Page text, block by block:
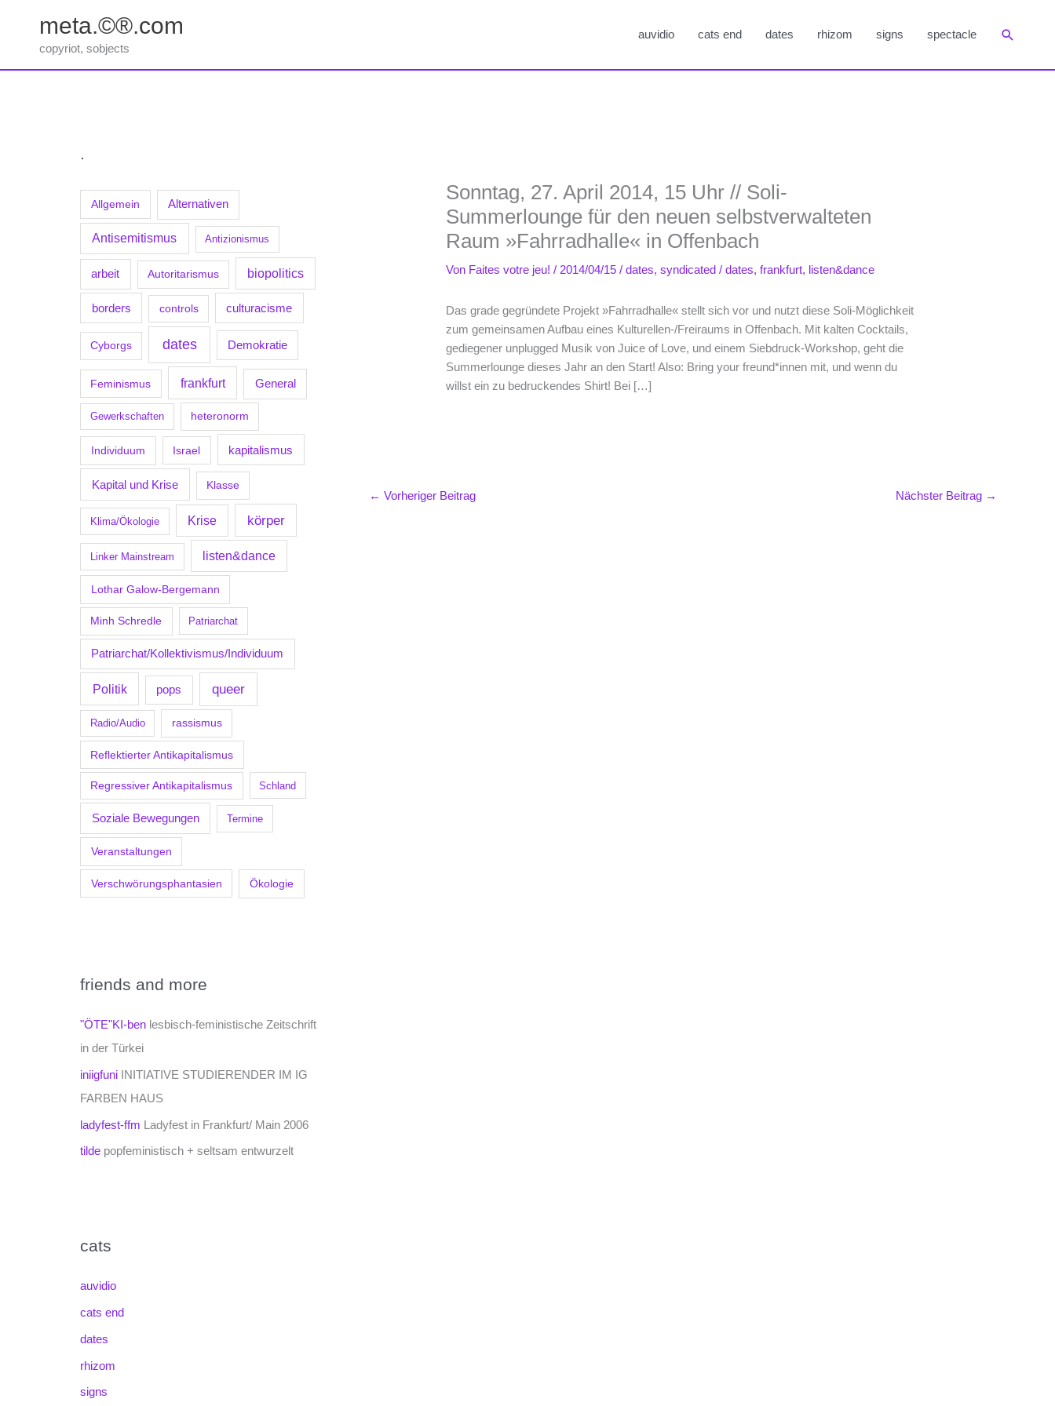
springen
meta.©®.com
copyriot, sobjects
auvidio cats end dates rhizom signs spectacle Suchen
.
Allgemein Alternativen
Antisemitismus Antizionismus
arbeit Autoritarismus biopolitics
borders controls culturacisme
Cyborgs dates Demokratie
Feminismus frankfurt General
Gewerkschaften heteronorm
Individuum Israel kapitalismus
Kapital und Krise Klasse
Klima/Ökologie Krise körper
Linker Mainstream listen&dance
Lothar Galow-Bergemann
Minh Schredle Patriarchat
Patriarchat/Kollektivismus/Individuum
Politik pops queer
Radio/Audio rassismus
Reflektierter Antikapitalismus
Regressiver Antikapitalismus Schland
Soziale Bewegungen Termine
Veranstaltungen
Verschwörungsphantasien Ökologie
friends and more
"ÖTE"KI-ben lesbisch-feministische Zeitschrift
in der Türkei
iniigfuni INITIATIVE STUDIERENDER IM IG
FARBEN HAUS
ladyfest-ffm Ladyfest in Frankfurt/ Main 2006
tilde popfeministisch + seltsam entwurzelt
cats
auvidio
cats end
dates
rhizom
signs
Sonntag, 27. April 2014, 15 Uhr // So­li-
Summerlounge für den neuen selbst­ver­wal­te­ten
Raum »Fahrradhalle« in Offenbach
Von Faites votre jeu!/ 2014/04/15/dates,syndicated /dates,frankfurt, listen&dance
Das grade gegründete Projekt »Fahrradhalle« stellt sich vor und nutzt diese Soli-Möglichkeit
zum gemeinsamen Aufbau eines Kulturellen-/Freiraums in Offenbach. Mit kalten Cocktails,
gediegener unplugged Musik von Juice of Love, und einem Siebdruck-Workshop, geht die
Summerlounge dieses Jahr an den Start! Also: Bring your freund*innen mit, und wenn du
willst ein zu bedruckendes Shirt! Bei […]
← Vorheriger Beitrag Nächster Beitrag →